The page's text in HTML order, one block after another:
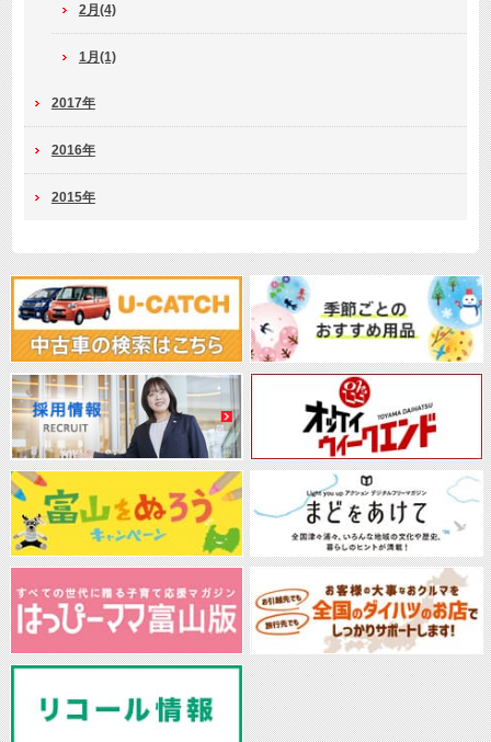
2月(4)
1月(1)
2017年
2016年
2015年